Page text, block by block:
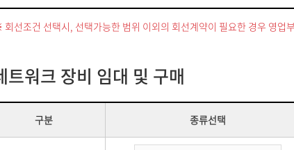
선조건 선택시, 선택가능한 범위 이외의 회선계약이 필요한 경우 영업
트워크 장비 임대 및 구매
구분 종류선택